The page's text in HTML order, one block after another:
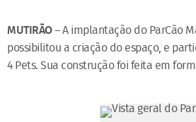
MUTIRÃO– A implantação do ParCão
possibilitou a criação do espaço, e
4 Pets. Sua construção foi feita em